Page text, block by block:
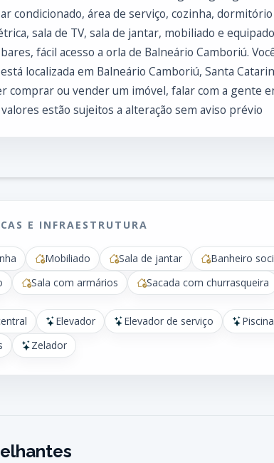
condicionado, área de serviço, cozinha,
sala de TV, sala de jantar, mobiliado e
fácil acesso a orla de Balneário Camboriú.
localizada em Balneário Camboriú, Santa
comprar ou vender um imóvel, falar com a gente
estão sujeitos a alteração sem aviso prévio
E INFRAESTRUTURA
Mobiliado Sala de jantar Banheiro
Sala com armários Sacada com churrasqueira
Elevador Elevador de serviço
Zelador